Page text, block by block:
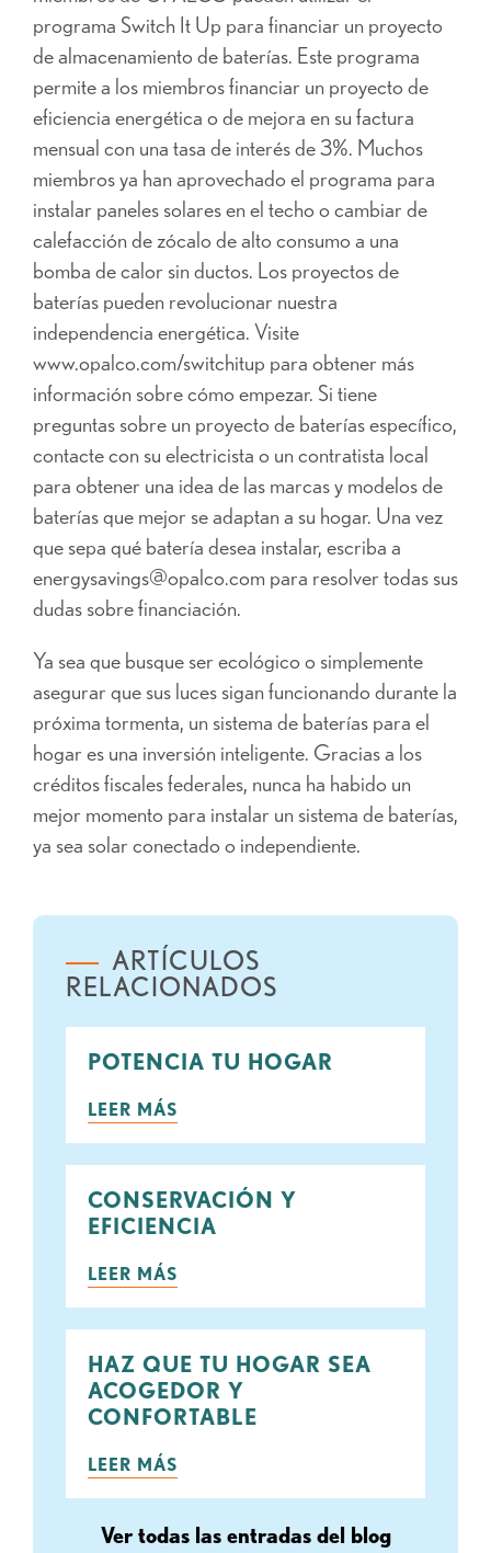
programa Switch It Up para financiar un proyecto
de almacenamiento de baterías. Este programa
permite a los miembros financiar un proyecto de
eficiencia energética o de mejora en su factura
mensual con una tasa de interés de 3%. Muchos
miembros ya han aprovechado el programa para
instalar paneles solares en el techo o cambiar de
calefacción de zócalo de alto consumo a una
bomba de calor sin ductos. Los proyectos de
baterías pueden revolucionar nuestra
independencia energética. Visite
www.opalco.com/switchitup para obtener más
información sobre cómo empezar. Si tiene
preguntas sobre un proyecto de baterías específico,
contacte con su electricista o un contratista local
para obtener una idea de las marcas y modelos de
baterías que mejor se adaptan a su hogar. Una vez
que sepa qué batería desea instalar, escriba a
energysavings@opalco.com para resolver todas sus
dudas sobre financiación.
Ya sea que busque ser ecológico o simplemente
asegurar que sus luces sigan funcionando durante la
próxima tormenta, un sistema de baterías para el
hogar es una inversión inteligente. Gracias a los
créditos fiscales federales, nunca ha habido un
mejor momento para instalar un sistema de baterías,
ya sea solar conectado o independiente.
ARTÍCULOS
RELACIONADOS
POTENCIA TU HOGAR
LEER MÁS
CONSERVACIÓN Y
EFICIENCIA
LEER MÁS
HAZ QUE TU HOGAR SEA
ACOGEDOR Y
CONFORTABLE
LEER MÁS
Ver todas las entradas del blog